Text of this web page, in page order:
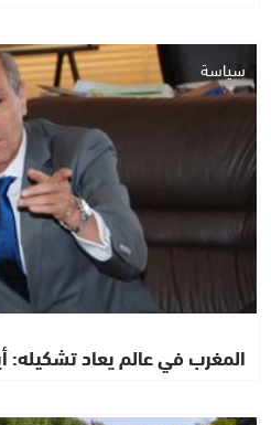
سياسة
المغرب في عالم يعاد تشكيله: